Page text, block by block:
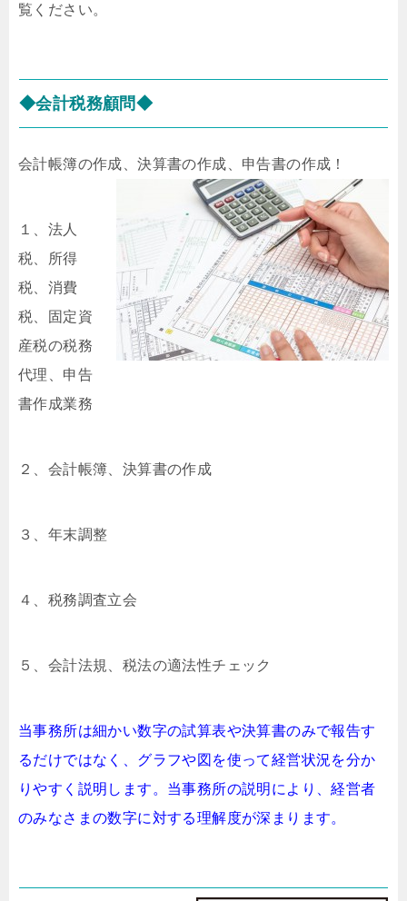
覧ください。
◆会計税務顧問◆
会計帳簿の作成、決算書の作成、申告書の作成！
１、法人
税、所得
税、消費
税、固定資
産税の税務
代理、申告
書作成業務
２、会計帳簿、決算書の作成
３、年末調整
４、税務調査立会
５、会計法規、税法の適法性チェック
当事務所は細かい数字の試算表や決算書のみで報告す
るだけではなく、グラフや図を使って経営状況を分か
りやすく説明します。当事務所の説明により、経営者
のみなさまの数字に対する理解度が深まります。